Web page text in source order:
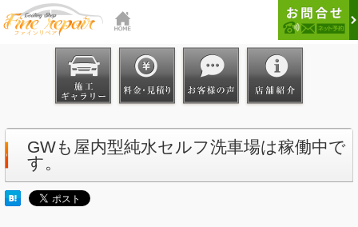
GWも屋内型純水セルフ洗車場は稼働中で
す。